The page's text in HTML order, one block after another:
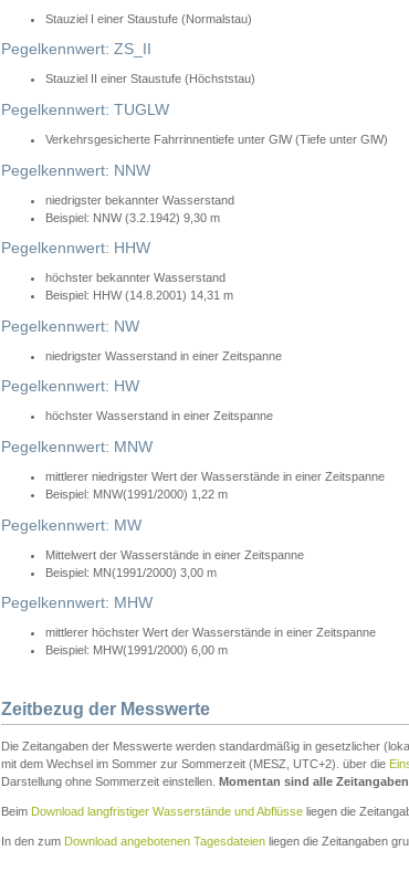
Stauziel I einer Staustufe (Normalstau)
Pegelkennwert: ZS_II
Stauziel II einer Staustufe (Höchststau)
Pegelkennwert: TUGLW
Verkehrsgesicherte Fahrrinnentiefe unter GlW (Tiefe unter GlW)
Pegelkennwert: NNW
niedrigster bekannter Wasserstand
Beispiel: NNW (3.2.1942) 9,30 m
Pegelkennwert: HHW
höchster bekannter Wasserstand
Beispiel: HHW (14.8.2001) 14,31 m
Pegelkennwert: NW
niedrigster Wasserstand in einer Zeitspanne
Pegelkennwert: HW
höchster Wasserstand in einer Zeitspanne
Pegelkennwert: MNW
mittlerer niedrigster Wert der Wasserstände in einer Zeitspanne
Beispiel: MNW(1991/2000) 1,22 m
Pegelkennwert: MW
Mittelwert der Wasserstände in einer Zeitspanne
Beispiel: MN(1991/2000) 3,00 m
Pegelkennwert: MHW
mittlerer höchster Wert der Wasserstände in einer Zeitspanne
Beispiel: MHW(1991/2000) 6,00 m
Zeitbezug der Messwerte
Die Zeitangaben der Messwerte werden standardmäßig in gesetzlicher
mit dem Wechsel im Sommer zur Sommerzeit (MESZ, UTC+2). über die
Darstellung ohne Sommerzeit einstellen. Momentan sind alle
Beim Download langfristiger Wasserstände und Abflüsse liegen die
In den zum Download angebotenen Tagesdateien liegen die Zeitangaben